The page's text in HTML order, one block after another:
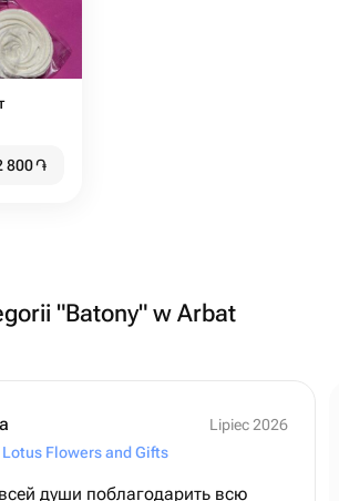
800֏
"Batony" w Arbat
Lipiec 2026
Lotus Flowers and Gifts
души поблагодарить всю